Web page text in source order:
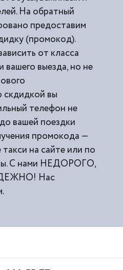
На обратный
предоставим
(промокод).
от класса
вашего выезда, но не
вы
телефон не
вашей поездки
промокода —
на сайте или по
С нами НЕДОРОГО,
Нас